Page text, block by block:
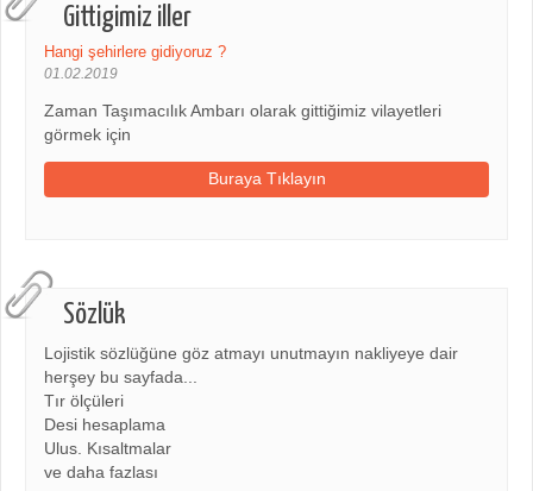
Gittigimiz iller
Hangi şehirlere gidiyoruz ?
01.02.2019
Zaman Taşımacılık Ambarı olarak gittiğimiz vilayetleri
görmek için
Buraya Tıklayın
Sözlük
Lojistik sözlüğüne göz atmayı unutmayın nakliyeye dair
herşey bu sayfada...
Tır ölçüleri
Desi hesaplama
Ulus. Kısaltmalar
ve daha fazlası